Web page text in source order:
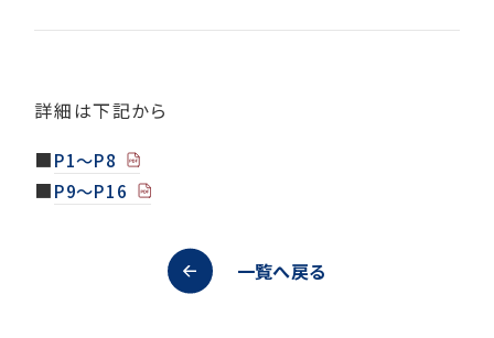
詳細は下記から
■P1～P8
■P9～P16
一覧へ戻る